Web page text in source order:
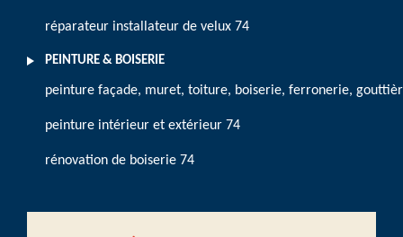
réparateur installateur de velux 74
PEINTURE & BOISERIE
peinture façade, muret, toiture, boiserie, ferronerie,
peinture intérieur et extérieur 74
rénovation de boiserie 74